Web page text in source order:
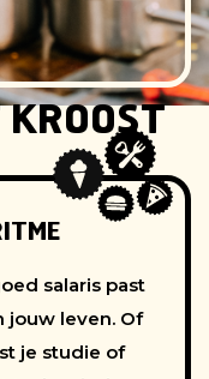
salaris past
jouw leven. Of
je studie of